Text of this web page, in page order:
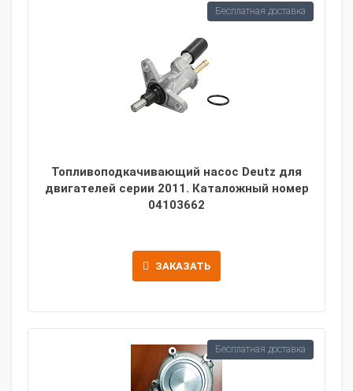
Топливоподкачивающий насос Deutz для
двигателей серии 2011. Каталожный номер
04103662
ЗАКАЗАТЬ
Бесплатная доставка
Бесплатная доставка